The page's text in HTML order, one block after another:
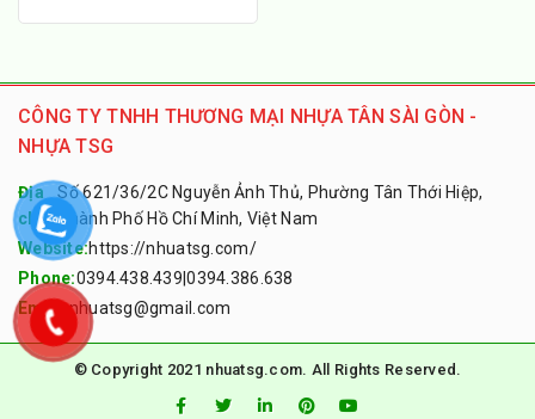
CÔNG TY TNHH THƯƠNG MẠI NHỰA TÂN SÀI GÒN -
NHỰA TSG
Địa
chỉ:
Số 621/36/2C Nguyễn Ảnh Thủ, Phường Tân Thới Hiệp,
Thành Phố Hồ Chí Minh, Việt Nam
Website:https://nhuatsg.com/
Phone:0394.438.439 |0394.386.638
Email:nhuatsg@gmail.com
© Copyright 2021 nhuatsg.com. All Rights Reserved.